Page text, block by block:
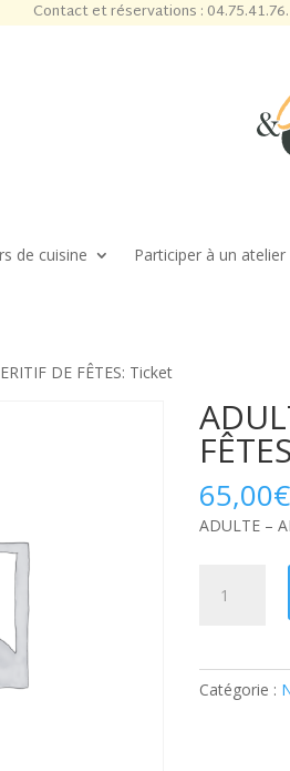
Contact et réservations :
de cuisine Participer à un atelier
DE FÊTES: Ticket
65,00€
ADULTE –
Catégorie :